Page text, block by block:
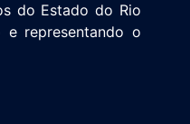
do Estado do Rio
e representando o